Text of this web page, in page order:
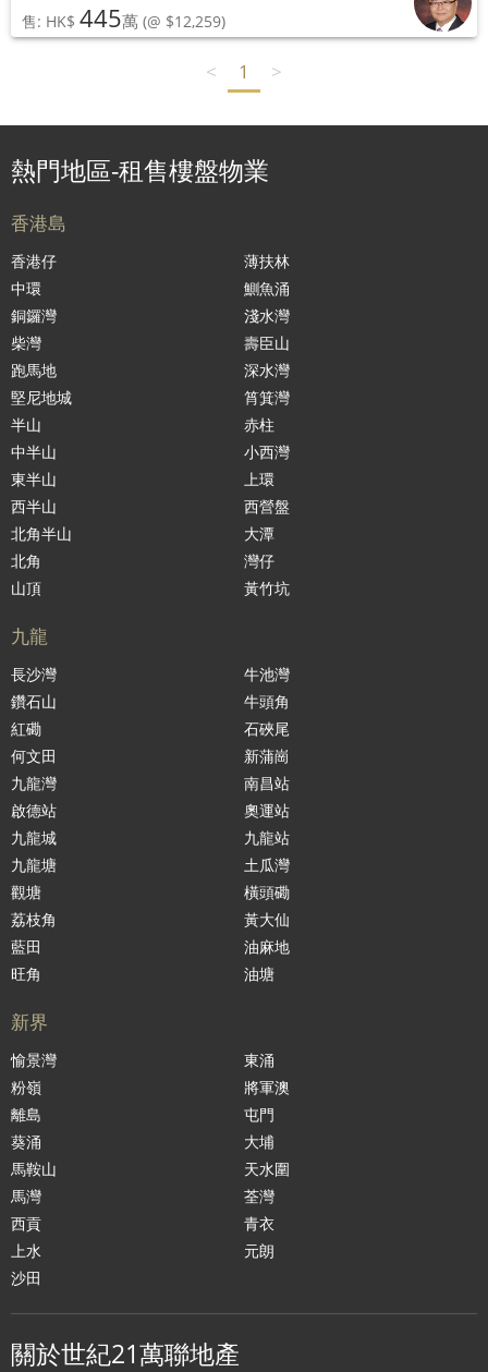
售: HK$ 445萬 (@ $12,259)
< 1 >
熱門地區-租售樓盤物業
香港島
香港仔
中環
銅鑼灣
柴灣
跑馬地
堅尼地城
半山
中半山
東半山
西半山
北角半山
北角
山頂
薄扶林
鰂魚涌
淺水灣
壽臣山
深水灣
筲箕灣
赤柱
小西灣
上環
西營盤
大潭
灣仔
黃竹坑
九龍
長沙灣
鑽石山
紅磡
何文田
九龍灣
啟德站
九龍城
九龍塘
觀塘
荔枝角
藍田
旺角
牛池灣
牛頭角
石硤尾
新蒲崗
南昌站
奧運站
九龍站
土瓜灣
橫頭磡
黃大仙
油麻地
油塘
新界
愉景灣
粉嶺
離島
葵涌
馬鞍山
馬灣
西貢
上水
沙田
東涌
將軍澳
屯門
大埔
天水圍
荃灣
青衣
元朗
關於世紀21萬聯地產